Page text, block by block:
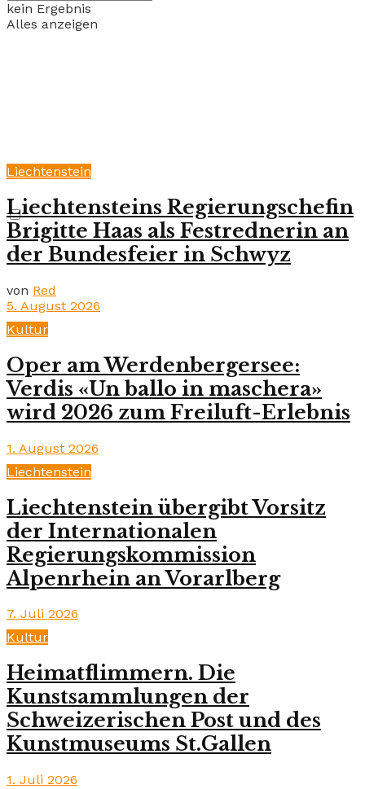
kein Ergebnis
Alles anzeigen
Liechtenstein
Liechtensteins Regierungschefin
Brigitte Haas als Festrednerin an
der Bundesfeier in Schwyz
von Red
5. August 2026
Kultur
Oper am Werdenbergersee:
Verdis «Un ballo in maschera»
wird 2026 zum Freiluft-Erlebnis
1. August 2026
Liechtenstein
Liechtenstein übergibt Vorsitz
der Internationalen
Regierungskommission
Alpenrhein an Vorarlberg
7. Juli 2026
Kultur
Heimatflimmern. Die
Kunstsammlungen der
Schweizerischen Post und des
Kunstmuseums St.Gallen
1. Juli 2026